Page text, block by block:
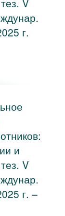
V
г.
и
V
г. –